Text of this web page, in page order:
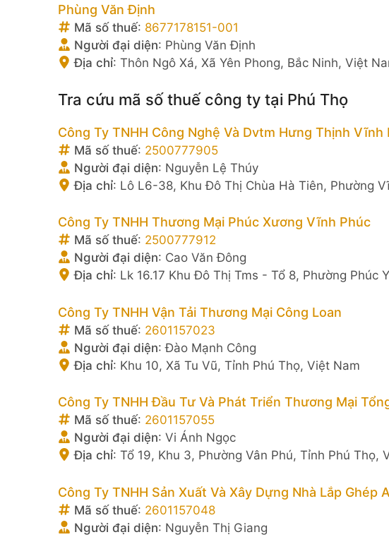
Phùng Văn Định
Mã số thuế: 8677178151-001
Người đại diện: Phùng Văn Định
Địa chỉ: Thôn Ngô Xá, Xã Yên Phong, Bắc Ninh, Việt
Tra cứu mã số thuế công ty tại Phú Thọ
Công Ty TNHH Công Nghệ Và Dvtm Hưng Thịnh Vĩnh
Mã số thuế: 2500777905
Người đại diện: Nguyễn Lệ Thúy
Địa chỉ: Lô L6-38, Khu Đô Thị Chùa Hà Tiên, Phường
Công Ty TNHH Thương Mại Phúc Xương Vĩnh Phúc
Mã số thuế: 2500777912
Người đại diện: Cao Văn Đông
Địa chỉ: Lk 16.17 Khu Đô Thị Tms - Tổ 8, Phường Phúc
Công Ty TNHH Vận Tải Thương Mại Công Loan
Mã số thuế: 2601157023
Người đại diện:Đào Mạnh Công
Địa chỉ: Khu 10, Xã Tu Vũ, Tỉnh Phú Thọ, Việt Nam
Công Ty TNHH Đầu Tư Và Phát Triển Thương Mại
Mã số thuế: 2601157055
Người đại diện: Vi Ánh Ngọc
Địa chỉ: Tổ 19, Khu 3, Phường Vân Phú, Tỉnh Phú Thọ,
Công Ty TNHH Sản Xuất Và Xây Dựng Nhà Lắp Ghép
Mã số thuế: 2601157048
Người đại diện: Nguyễn Thị Giang